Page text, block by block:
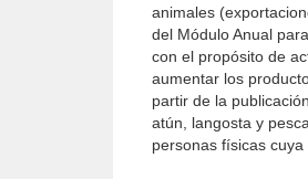
animales
del Módulo Anual
con el propósito de
aumentar los
partir de la
atún, langosta y
personas físicas